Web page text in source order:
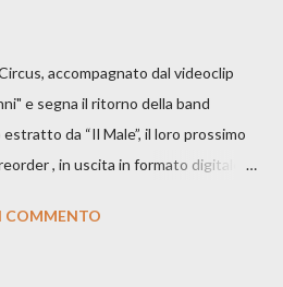
accompagnato dal videoclip
e segna il ritorno della band
da “Il Male”, il loro prossimo
, in uscita in formato digitale il
CREDITI Produced by A71
COMMENTO